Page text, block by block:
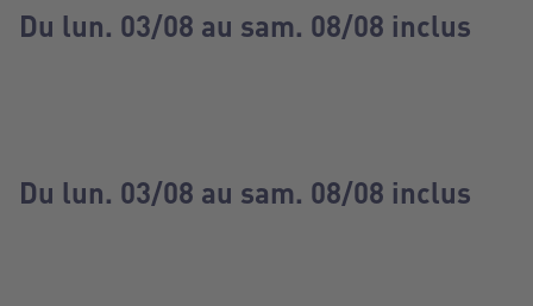
Du lun. 03/08 au sam. 08/08 inclus
Du lun. 03/08 au sam. 08/08 inclus